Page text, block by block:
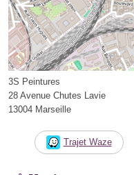
3S Peintures
28 Avenue Chutes Lavie
13004 Marseille
Trajet Waze